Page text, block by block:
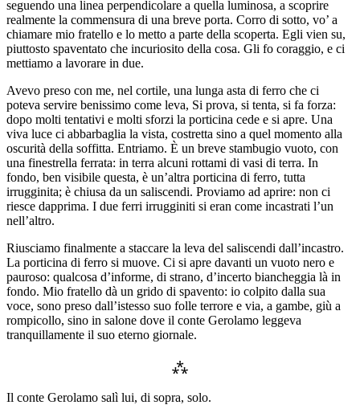
seguendo una linea perpendicolare a quella luminosa, a scoprire
realmente la commensura di una breve porta. Corro di sotto, vo’ a
chiamare mio fratello e lo metto a parte della scoperta. Egli vien su,
piuttosto spaventato che incuriosito della cosa. Gli fo coraggio, e ci
mettiamo a lavorare in due.
Avevo preso con me, nel cortile, una lunga asta di ferro che ci
poteva servire benissimo come leva, Si prova, si tenta, si fa forza:
dopo molti tentativi e molti sforzi la porticina cede e si apre. Una
viva luce ci abbarbaglia la vista, costretta sino a quel momento alla
oscurità della soffitta. Entriamo. È un breve stambugio vuoto, con
una finestrella ferrata: in terra alcuni rottami di vasi di terra. In
fondo, ben visibile questa, è un’altra porticina di ferro, tutta
irrugginita; è chiusa da un saliscendi. Proviamo ad aprire: non ci
riesce dapprima. I due ferri irrugginiti si eran come incastrati l’un
nell’altro.
Riusciamo finalmente a staccare la leva del saliscendi dall’incastro.
La porticina di ferro si muove. Ci si apre davanti un vuoto nero e
pauroso: qualcosa d’informe, di strano, d’incerto biancheggia là in
fondo. Mio fratello dà un grido di spavento: io colpito dalla sua
voce, sono preso dall’istesso suo folle terrore e via, a gambe, giù a
rompicollo, sino in salone dove il conte Gerolamo leggeva
tranquillamente il suo eterno giornale.
⁂
Il conte Gerolamo salì lui, di sopra, solo.